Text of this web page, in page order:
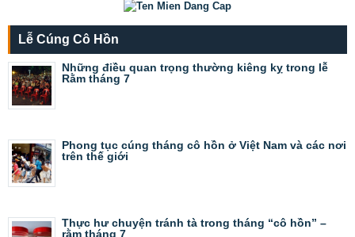
Lễ Cúng Cô Hồn
Những điều quan trọng thường kiêng kỵ trong lễ
Rằm tháng 7
Phong tục cúng tháng cô hồn ở Việt Nam và các nơi
trên thế giới
Thực hư chuyện tránh tà trong tháng “cô hồn” –
rằm tháng 7